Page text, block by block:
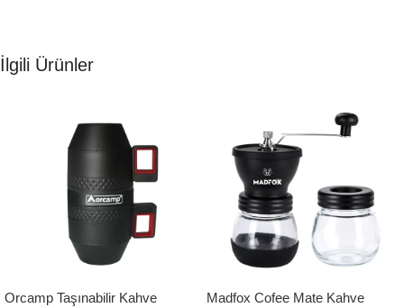
İlgili Ürünler
Orcamp Taşınabilir Kahve
Madfox Cofee Mate Kahve